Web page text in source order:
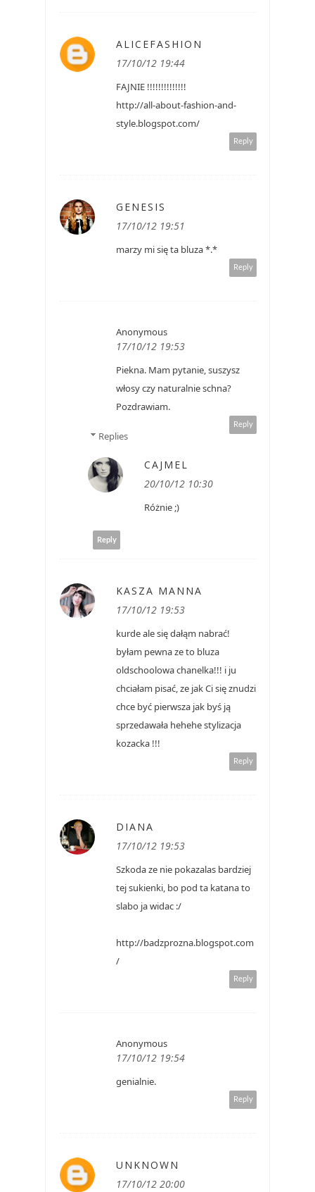
ALICEFASHION
17/10/12 19:44
FAJNIE !!!!!!!!!!!!!!
http://all-about-fashion-and-
style.blogspot.com/
Reply
GENESIS
17/10/12 19:51
marzy mi się ta bluza *.*
Reply
Anonymous
17/10/12 19:53
Piekna. Mam pytanie, suszysz
włosy czy naturalnie schna?
Pozdrawiam.
Reply
Replies
CAJMEL
20/10/12 10:30
Różnie ;)
Reply
KASZA MANNA
17/10/12 19:53
kurde ale się dałąm nabrać!
byłam pewna ze to bluza
oldschoolowa chanelka!!! i ju
chciałam pisać, ze jak Ci się znudzi
chce być pierwsza jak byś ją
sprzedawała hehehe stylizacja
kozacka !!!
Reply
DIANA
17/10/12 19:53
Szkoda ze nie pokazalas bardziej
tej sukienki, bo pod ta katana to
slabo ja widac :/
http://badzprozna.blogspot.com
/
Reply
Anonymous
17/10/12 19:54
genialnie.
Reply
UNKNOWN
17/10/12 20:00